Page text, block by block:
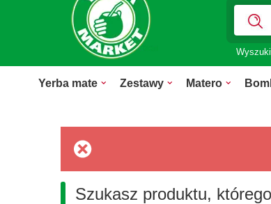
Yerba mate Zestawy Matero
Szukasz produktu,